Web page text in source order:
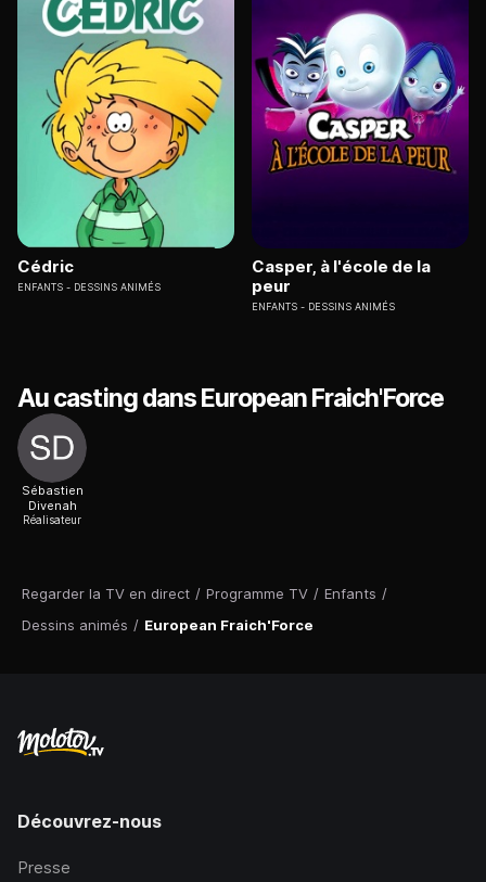
Regarder la TV en direct / Programme TV / Enfants /
Dessins animés / European Fraich'Force
Cédric
ENFANTS DESSINS ANIMÉS
Casper, à l'école de la
peur
ENFANTS DESSINS ANIMÉS
Au casting dans European Fraich'Force
Sébastien
Divenah
Réalisateur
Découvrez-nous
Presse